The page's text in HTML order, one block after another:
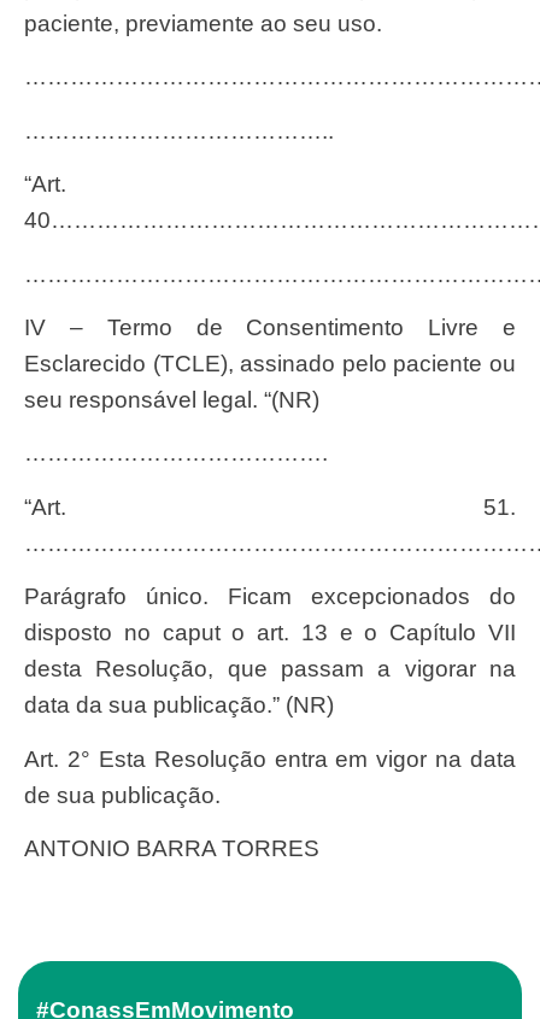
paciente, previamente ao seu uso.
…………………………………..
“Art.
IV – Termo de Consentimento Livre e
Esclarecido (TCLE), assinado pelo paciente ou
seu responsável legal. “(NR)
………………………………….
“Art. 51.
Parágrafo único. Ficam excepcionados do
disposto no caput o art. 13 e o Capítulo VII
desta Resolução, que passam a vigorar na
data da sua publicação.” (NR)
Art. 2° Esta Resolução entra em vigor na data
de sua publicação.
ANTONIO BARRA TORRES
#ConassEmMovimento